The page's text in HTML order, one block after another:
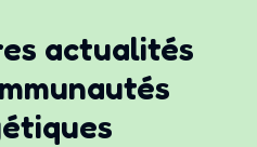
actualités